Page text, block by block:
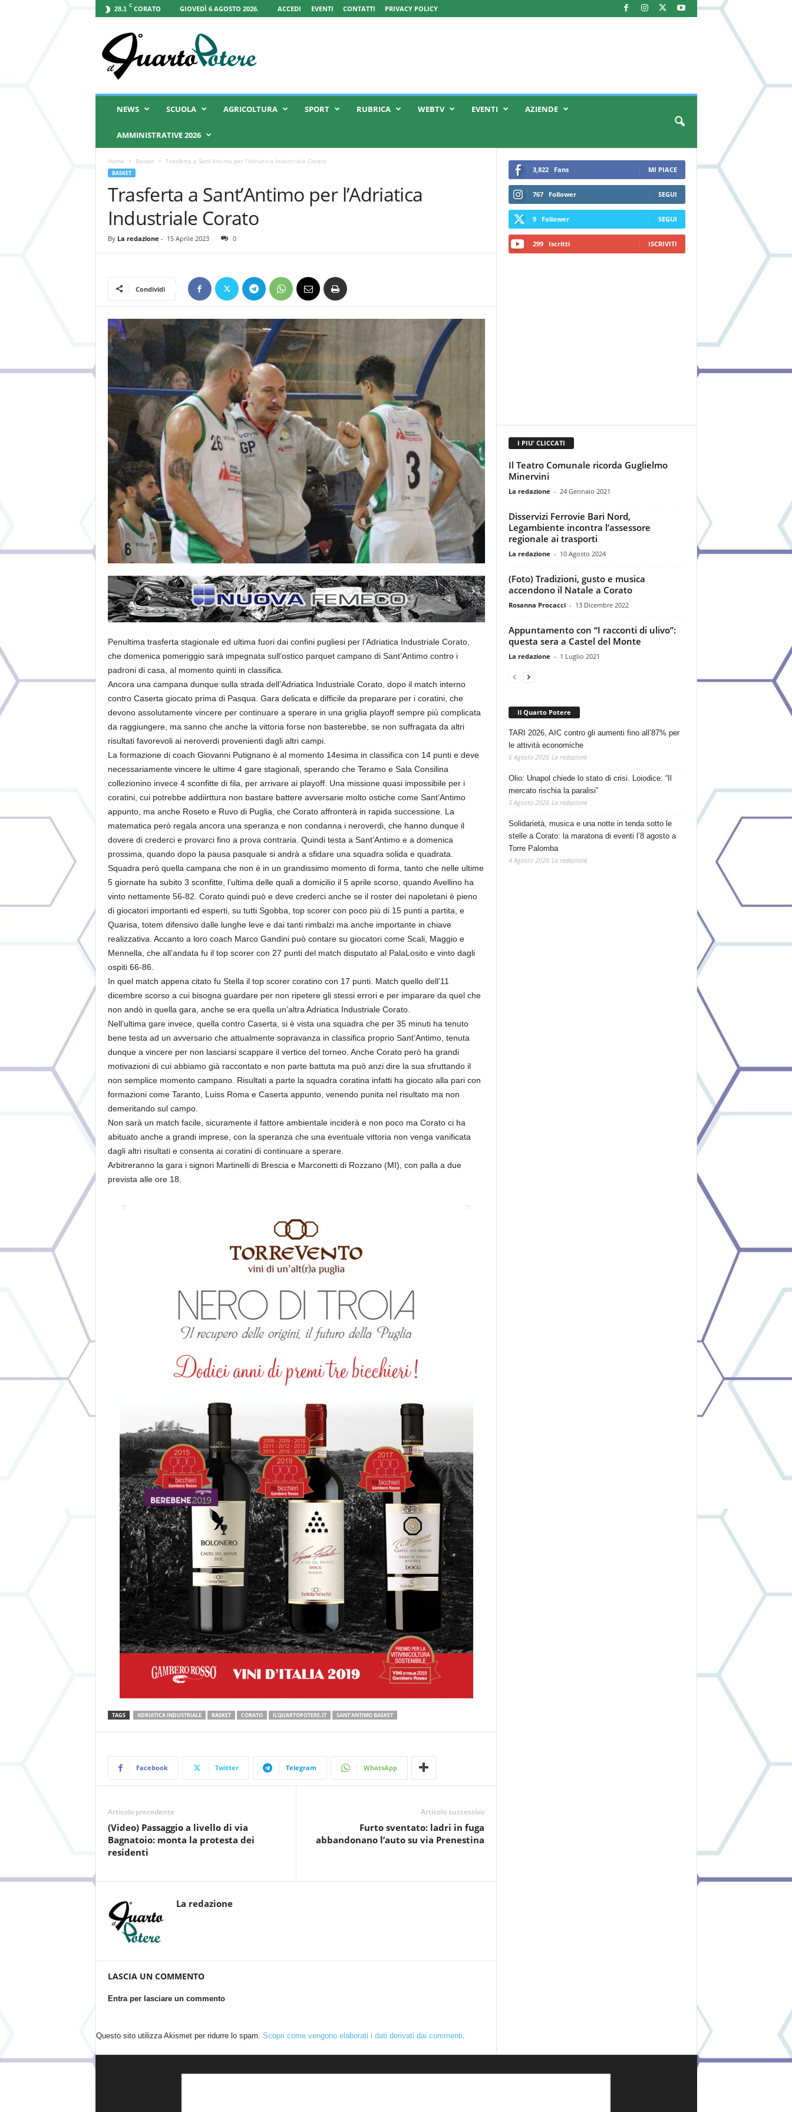
28.1 C CORATO GIOVEDÌ 6 AGOSTO 2026. ACCEDI EVENTI CONTATTI PRIVACY POLICY
Q
NEWS SCUOLA AGRICOLTURA SPORT RUBRICA WEBTV EVENTI AZIENDE
AMMINISTRATIVE 2026
Home Basket Trasferta a Sant’Antimo per l’Adriatica Industriale Corato
BASKET
Trasferta a Sant’Antimo per l’Adriatica
Industriale Corato
By La redazione - 15 Aprile 2023 0
Condividi
Penultima trasferta stagionale ed ultima fuori dai confini pugliesi per l’Adriatica Industriale Corato,
che domenica pomeriggio sarà impegnata sull’ostico parquet campano di Sant’Antimo contro i
padroni di casa, al momento quinti in classifica.
Ancora una campana dunque sulla strada dell’Adriatica Industriale Corato, dopo il match interno
contro Caserta giocato prima di Pasqua. Gara delicata e difficile da preparare per i coratini, che
devono assolutamente vincere per continuare a sperare in una griglia playoff sempre più complicata
da raggiungere, ma sanno che anche la vittoria forse non basterebbe, se non suffragata da altri
risultati favorevoli ai neroverdi provenienti dagli altri campi.
La formazione di coach Giovanni Putignano è al momento 14esima in classifica con 14 punti e deve
necessariamente vincere le ultime 4 gare stagionali, sperando che Teramo e Sala Consilina
collezionino invece 4 sconfitte di fila, per arrivare ai playoff. Una missione quasi impossibile per i
coratini, cui potrebbe addiirttura non bastare battere avversarie molto ostiche come Sant’Antimo
appunto, ma anche Roseto e Ruvo di Puglia, che Corato affronterà in rapida successione. La
matematica però regala ancora una speranza e non condanna i neroverdi, che hanno dunque il
dovere di crederci e provarci fino a prova contraria. Quindi testa a Sant’Antimo e a domenica
prossima, quando dopo la pausa pasquale si andrà a sfidare una squadra solida e quadrata.
Squadra però quella campana che non è in un grandissimo momento di forma, tanto che nelle ultime
5 giornate ha subito 3 sconfitte, l’ultima delle quali a domicilio il 5 aprile scorso, quando Avellino ha
vinto nettamente 56-82. Corato quindi può e deve crederci anche se il roster dei napoletani è pieno
di giocatori importanti ed esperti, su tutti Sgobba, top scorer con poco più di 15 punti a partita, e
Quarisa, totem difensivo dalle lunghe leve e dai tanti rimbalzi ma anche importante in chiave
realizzativa. Accanto a loro coach Marco Gandini può contare su giocatori come Scali, Maggio e
Mennella, che all’andata fu il top scorer con 27 punti del match disputato al PalaLosito e vinto dagli
ospiti 66-86.
In quel match appena citato fu Stella il top scorer coratino con 17 punti. Match quello dell’11
dicembre scorso a cui bisogna guardare per non ripetere gli stessi errori e per imparare da quel che
non andò in quella gara, anche se era quella un’altra Adriatica Industriale Corato.
Nell’ultima gare invece, quella contro Caserta, si è vista una squadra che per 35 minuti ha tenuto
bene testa ad un avversario che attualmente sopravanza in classifica proprio Sant’Antimo, tenuta
dunque a vincere per non lasciarsi scappare il vertice del torneo. Anche Corato però ha grandi
motivazioni di cui abbiamo già raccontato e non parte battuta ma può anzi dire la sua sfruttando il
non semplice momento campano. Risultati a parte la squadra coratina infatti ha giocato alla pari con
formazioni come Taranto, Luiss Roma e Caserta appunto, venendo punita nel risultato ma non
demeritando sul campo.
Non sarà un match facile, sicuramente il fattore ambientale inciderà e non poco ma Corato ci ha
abituato anche a grandi imprese, con la speranza che una eventuale vittoria non venga vanificata
dagli altri risultati e consenta ai coratini di continuare a sperare.
Arbitreranno la gara i signori Martinelli di Brescia e Marconetti di Rozzano (MI), con palla a due
prevista alle ore 18.
TAGS ADRIATICA INDUSTRIALE BASKET CORATO ILQUARTOPOTERE.IT SANT'ANTIMO BASKET
Facebook Twitter Telegram WhatsApp
Articolo precedente
(Video) Passaggio a livello di via
Bagnatoio: monta la protesta dei
residenti
Articolo successivo
Furto sventato: ladri in fuga
abbandonano l’auto su via Prenestina
La redazione
LASCIA UN COMMENTO
Entra per lasciare un commento
Questo sito utilizza Akismet per ridurre lo spam. Scopri come vengono elaborati i dati derivati dai commenti.
3,822 Fans MI PIACE
767 Follower SEGUI
9 Follower SEGUI
299 Iscritti ISCRIVITI
I PIU' CLICCATI
Il Teatro Comunale ricorda Guglielmo
Minervini
La redazione - 24 Gennaio 2021
Disservizi Ferrovie Bari Nord,
Legambiente incontra l’assessore
regionale ai trasporti
La redazione - 10 Agosto 2024
(Foto) Tradizioni, gusto e musica
accendono il Natale a Corato
Rosanna Procacci - 13 Dicembre 2022
Appuntamento con “I racconti di ulivo”:
questa sera a Castel del Monte
La redazione - 1 Luglio 2021
Il Quarto Potere
TARI 2026, AIC contro gli aumenti fino all’87% per
le attività economiche
6 Agosto 2026 La redazione
Olio: Unapol chiede lo stato di crisi. Loiodice: “Il
mercato rischia la paralisi”
5 Agosto 2026 La redazione
Solidarietà, musica e una notte in tenda sotto le
stelle a Corato: la maratona di eventi l’8 agosto a
Torre Palomba
4 Agosto 2026 La redazione